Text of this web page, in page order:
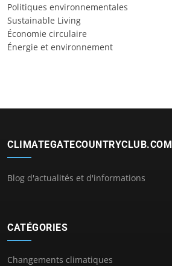
Politiques environnementales
Sustainable Living
Économie circulaire
Énergie et environnement
CLIMATEGATECOUNTRYCLUB.COM
Blog d'actualités et d'informations
CATÉGORIES
Changements climatiques